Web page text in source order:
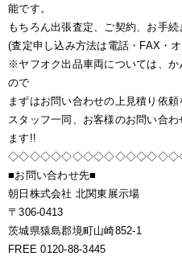
能です。
もちろん出張査定、ご契約、お手
(査定申し込み方法は電話・FAX・
※ヤフオク出品車両については、
ので
まずはお問い合わせの上見積り依頼
スタッフ一同、お客様のお問い合
ます!!
■お問い合わせ先■
朝日株式会社 北関東展示場
〒306-0413
茨城県猿島郡境町山崎852-1
FREE 0120-88-3445